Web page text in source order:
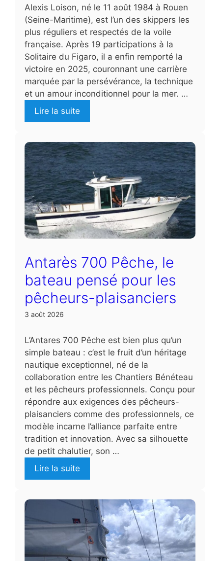
Alexis Loison, né le 11 août 1984 à Rouen
(Seine-Maritime), est l’un des skippers les
plus réguliers et respectés de la voile
française. Après 19 participations à la
Solitaire du Figaro, il a enfin remporté la
victoire en 2025, couronnant une carrière
marquée par la persévérance, la technique
et un amour inconditionnel pour la mer. …
Lire la suite
Antarès 700 Pêche, le
bateau pensé pour les
pêcheurs-plaisanciers
3 août 2026
L’Antares 700 Pêche est bien plus qu’un
simple bateau : c’est le fruit d’un héritage
nautique exceptionnel, né de la
collaboration entre les Chantiers Bénéteau
et les pêcheurs professionnels. Conçu pour
répondre aux exigences des pêcheurs-
plaisanciers comme des professionnels, ce
modèle incarne l’alliance parfaite entre
tradition et innovation. Avec sa silhouette
de petit chalutier, son …
Lire la suite